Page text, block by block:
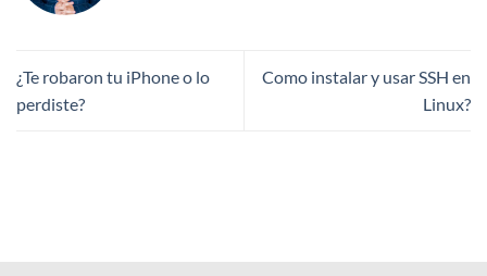
¿Te robaron tu iPhone o lo
perdiste?
Como instalar y usar SSH en
Linux?